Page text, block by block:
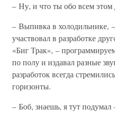
– Ну, и что ты обо всем
– Выпивка в холодильнике,
участвовал в разработке
«Биг Трак», –
по полу и издавал разные
разработок всегда
горизонты.
– Боб, знаешь, я тут